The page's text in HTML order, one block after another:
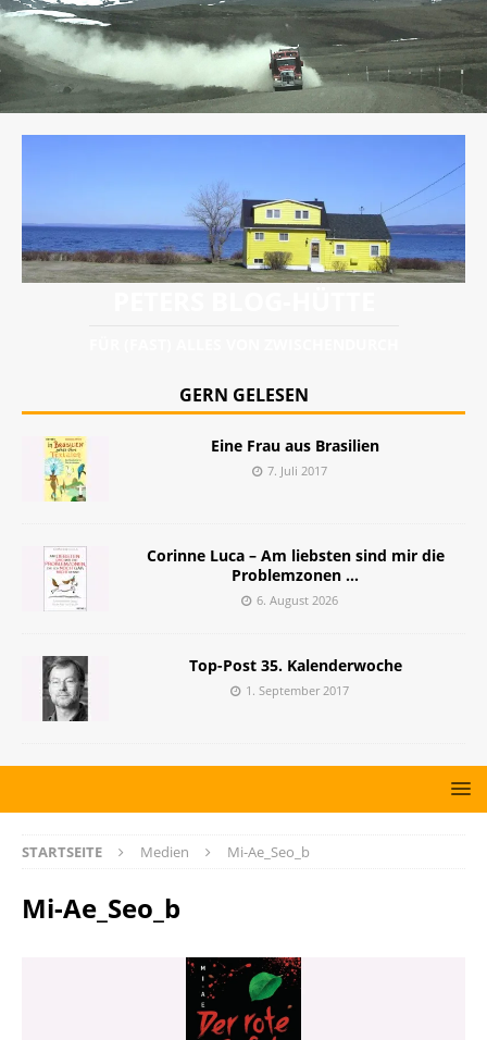
GERN GELESEN
Eine Frau aus Brasilien
7. Juli 2017
Corinne Luca – Am liebsten sind mir die
Problemzonen …
6. August 2026
Top-Post 35. Kalenderwoche
1. September 2017
STARTSEITE Medien Mi-Ae_Seo_b
Mi-Ae_Seo_b